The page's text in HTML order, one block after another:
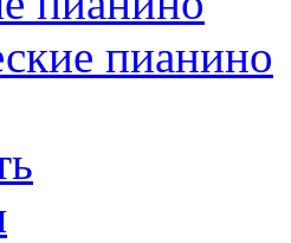
пианино